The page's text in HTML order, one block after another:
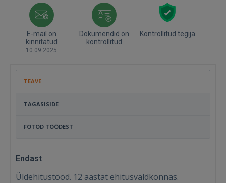
E-mail on
kinnitatud
10.09.2025
Dokumendid on
kontrollitud
Kontrollitud tegija
TEAVE
TAGASISIDE
FOTOD TÖÖDEST
Endast
Üldehitustööd. 12 aastat ehitusvaldkonnas.